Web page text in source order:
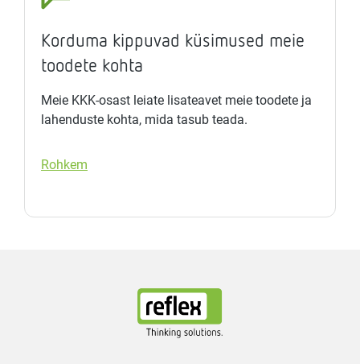
Korduma kippuvad küsimused meie
toodete kohta
Meie KKK-osast leiate lisateavet meie toodete ja
lahenduste kohta, mida tasub teada.
Rohkem